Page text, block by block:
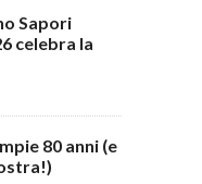
Sapori
celebra la
80 anni (e